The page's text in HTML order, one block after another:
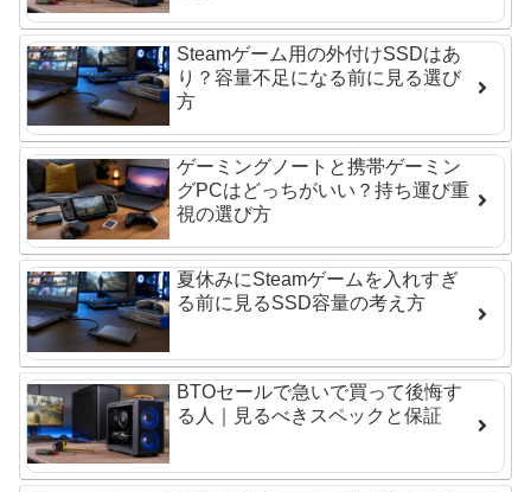
Steamゲーム用の外付けSSDはあ
り？容量不足になる前に見る選び
方
ゲーミングノートと携帯ゲーミン
グPCはどっちがいい？持ち運び重
視の選び方
夏休みにSteamゲームを入れすぎ
る前に見るSSD容量の考え方
BTOセールで急いで買って後悔す
る人｜見るべきスペックと保証